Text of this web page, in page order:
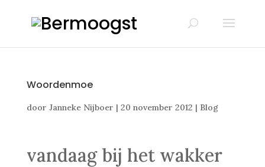
Woordenmoe
door Janneke Nijboer | 20 november 2012 | Blog
vandaag bij het wakker